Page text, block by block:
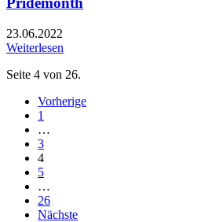
23.06.2022
Weiterlesen
Seite 4 von 26.
Vorherige
1
…
3
4
5
…
26
Nächste